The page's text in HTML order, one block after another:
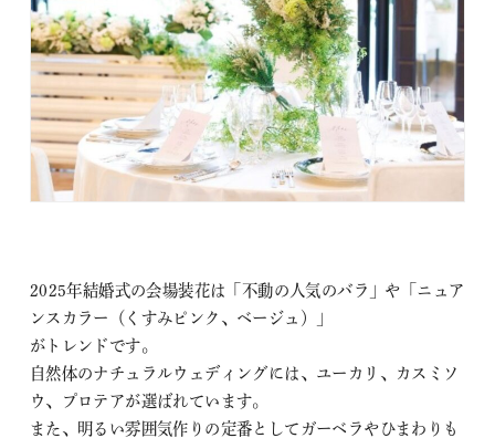
2025年結婚式の会場装花は「不動の人気のバラ」や「ニュア
ンスカラー（くすみピンク、ベージュ）」
がトレンドです。
自然体のナチュラルウェディングには、ユーカリ、カスミソ
ウ、プロテアが選ばれています。
また、明るい雰囲気作りの定番としてガーベラやひまわりも